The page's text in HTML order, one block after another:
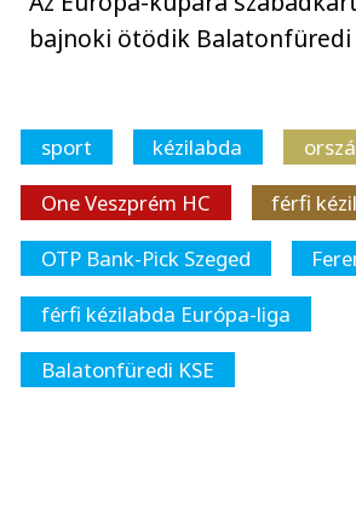
bajnoki ötödik Balatonfüredi
sport kézilabda
One Veszprém HC
férfi
OTP Bank-Pick Szeged
férfi kézilabda Európa-liga
Balatonfüredi KSE